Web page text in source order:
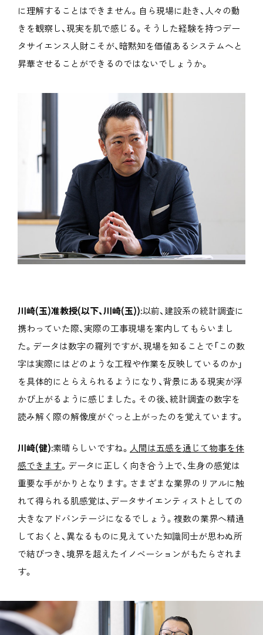
に理解することはできません。自ら現場に赴き、人々の動
きを観察し、現実を肌で感じる。そうした経験を持つデー
タサイエンス人財こそが、暗黙知を価値あるシステムへと
昇華させることができるのではないでしょうか。
川崎(玉)准教授(以下、川崎(玉)):以前、建設系の統計調査に
携わっていた際、実際の工事現場を案内してもらいまし
た。データは数字の羅列ですが、現場を知ることで「この数
字は実際にはどのような工程や作業を反映しているのか」
を具体的にとらえられるようになり、背景にある現実が浮
かび上がるように感じました。その後、統計調査の数字を
読み解く際の解像度がぐっと上がったのを覚えています。
川崎(健):素晴らしいですね。 人間は五感を通じて物事を体
感できます。データに正しく向き合う上で、生身の感覚は
重要な手がかりとなります。さまざまな業界のリアルに触
れて得られる肌感覚は、データサイエンティストとしての
大きなアドバンテージになるでしょう。複数の業界へ精通
しておくと、異なるものに見えていた知識同士が思わぬ所
で結びつき、境界を超えたイノベーションがもたらされま
す。